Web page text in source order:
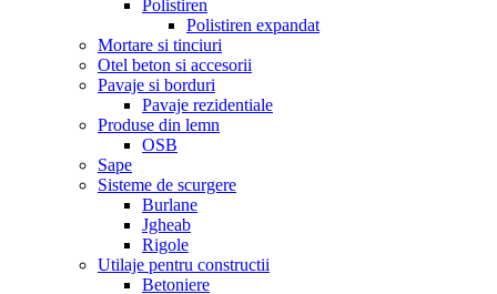
Polistiren
Polistiren expandat
Mortare si tinciuri
Otel beton si accesorii
Pavaje si borduri
Pavaje rezidentiale
Produse din lemn
OSB
Sape
Sisteme de scurgere
Burlane
Jgheab
Rigole
Utilaje pentru constructii
Betoniere